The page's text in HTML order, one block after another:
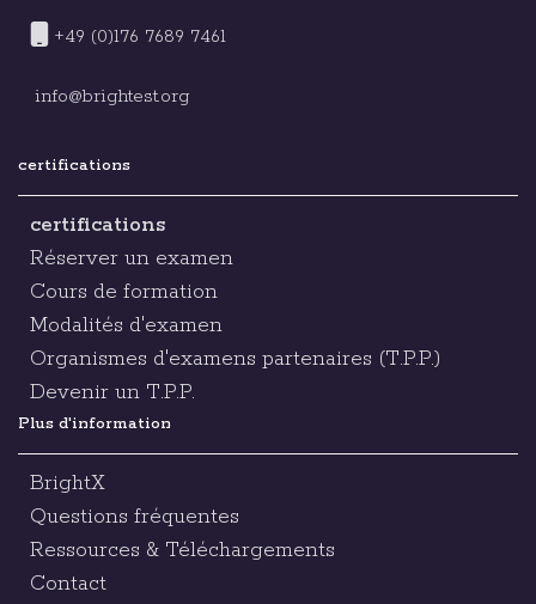
+49 (0)176 7689 7461
info@brightest.org
certifications
certifications
Réserver un examen
Cours de formation
Modalités d'examen
Organismes d'examens partenaires (T.P.P.)
Devenir un T.P.P.
Plus d'information
BrightX
Questions fréquentes
Ressources & Téléchargements
Contact